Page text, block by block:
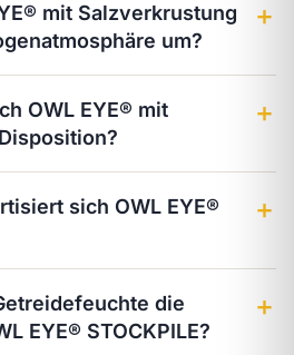
mit Salzverkrustung
um?
＋
OWL EYE® mit
＋
sich OWL EYE®
＋
die
EYE® STOCKPILE?
＋